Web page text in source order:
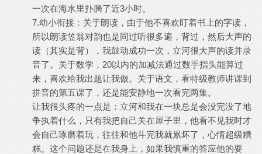
一次在海水里扑腾了近3小时。
7.幼小衔接：关于朗读，由于他不喜欢盯着书上的字读，
所以朗读笠翁对韵也是同过听很多遍，背过，然后大声的
读（其实是背），我鼓动成功一次，立河很大声的读并录
音了。关于数学，20以内的加减法通过数手指头能算过
来，喜欢给我出题让我做。关于语文，看特级教师讲课到
拼音的第五课了，还是能安静地一次看完两集。
让我很头疼的一点是：立河和我在一块总是会没完没了地
争执着什么，只有我把自己关在屋子里，他看不见我时才
会自己琢磨着玩，往往和他斗完我就累坏了，心情超级糟
糕。这个问题还是在我身上，如果我慎重的答应他的要